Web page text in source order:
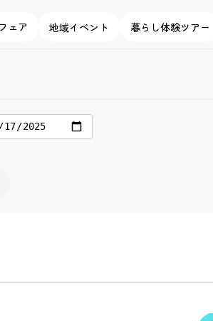
ェア 地域イベント 暮らし体験ツアー